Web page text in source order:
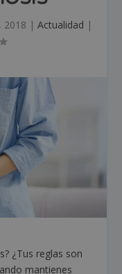
2018 | Actualidad |
¿Tus reglas son
mantienes